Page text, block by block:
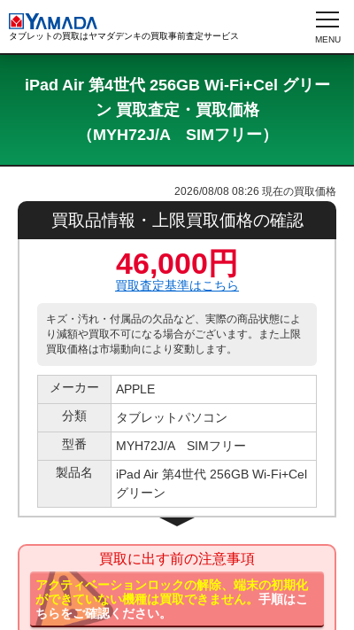
タブレットの買取はヤマダデンキの買取事前査定サービス
iPad Air 第4世代 256GB Wi-Fi+Cel グリー
ン 買取査定・買取価格
（MYH72J/A SIMフリー）
2026/08/08 08:26 現在の買取価格
買取品情報・上限買取価格の確認
46,000円
買取査定基準はこちら
キズ・汚れ・付属品の欠品など、実際の商品状態によ
り減額や買取不可になる場合がございます。また上限
買取価格は市場動向により変動します。
メーカー
APPLE
分類
タブレットパソコン
型番
MYH72J/A SIMフリー
製品名
iPad Air 第4世代 256GB Wi-Fi+Cel
グリーン
買取に出す前の注意事項
アクティベーションロックの解除、端末の初期化
ができていない機種は買取できません。手順はこ
ちらをご確認ください。